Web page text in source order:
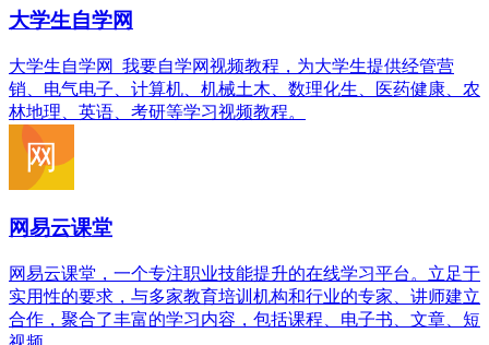
大学生自学网
大学生自学网_我要自学网视频教程，为大学生提供经管营
销、电气电子、计算机、机械土木、数理化生、医药健康、农
林地理、英语、考研等学习视频教程。
网易云课堂
网易云课堂，一个专注职业技能提升的在线学习平台。立足于
实用性的要求，与多家教育培训机构和行业的专家、讲师建立
合作，聚合了丰富的学习内容，包括课程、电子书、文章、短